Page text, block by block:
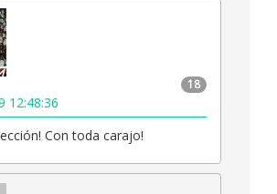
18
12:48:36
Con toda carajo!